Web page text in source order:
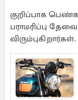
குறிப்பாக
பராமரிப்பு
விரும்புகிறார்கள்.